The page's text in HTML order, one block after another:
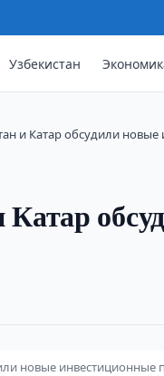
Узбекистан
и Катар обсудили
Катар
новые инвестиционные